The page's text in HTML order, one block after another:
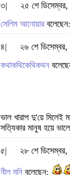
৩|
২৫ শে
সেলিম আনোয়ার
৪|
২৬ শে
কথাকথিকেথিকথন
ভাল খারাপ দু'য়ে মিলেই
সত্যিকার মানুষ হয়ে
৫| ২৮ শে
নীল মনি বলেছেন: